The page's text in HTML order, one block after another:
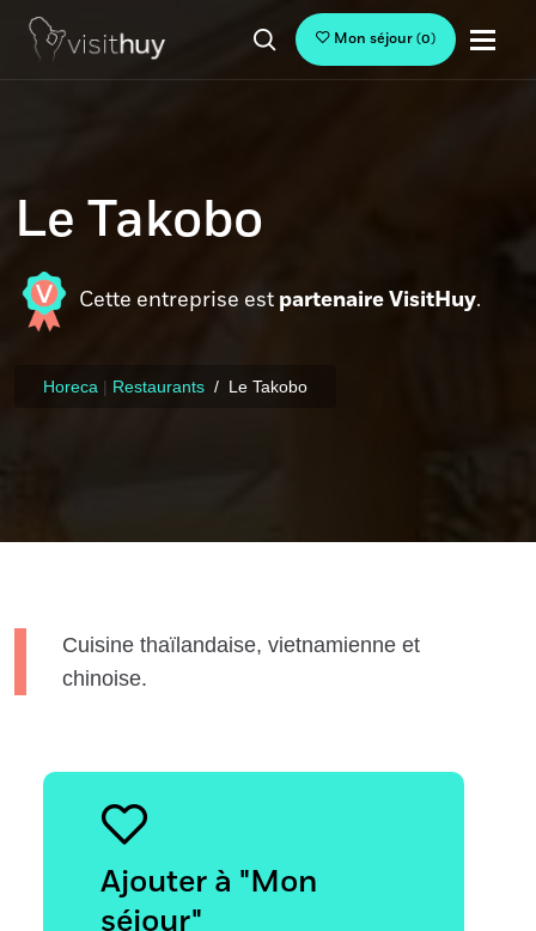
Mon séjour(0)
Le Takobo
Cette entreprise est partenaire VisitHuy.
Horeca | Restaurants Le Takobo
Cuisine thaïlandaise, vietnamienne et
chinoise.
Ajouter à "Mon
séjour"